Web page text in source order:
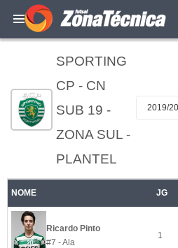
SPORTING
CP - CN
SUB 19 -
ZONA SUL -
PLANTEL
2019/
NOME JG
Ricardo Pinto
#7 - Ala
1